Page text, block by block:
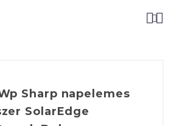

Sharp napelemes
SolarEdge